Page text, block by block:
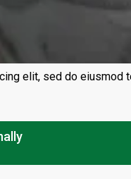
elit, sed do eiusmod